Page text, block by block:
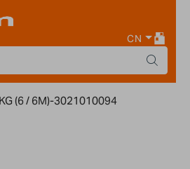
CN
(6 / 6M)-3021010094